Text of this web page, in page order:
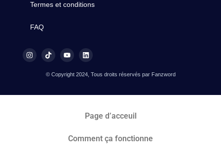
Termes et conditions
FAQ
© Copyright 2024, Tous droits réservés par Fanzword
Page d’acceuil
Comment ça fonctionne